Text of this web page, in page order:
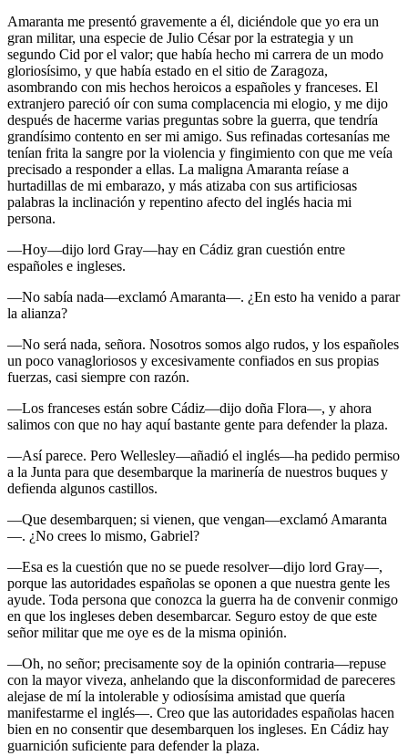
Amaranta me presentó gravemente a él, diciéndole que yo era un
gran militar, una especie de Julio César por la estrategia y un
segundo Cid por el valor; que había hecho mi carrera de un modo
gloriosísimo, y que había estado en el sitio de Zaragoza,
asombrando con mis hechos heroicos a españoles y franceses. El
extranjero pareció oír con suma complacencia mi elogio, y me dijo
después de hacerme varias preguntas sobre la guerra, que tendría
grandísimo contento en ser mi amigo. Sus refinadas cortesanías me
tenían frita la sangre por la violencia y fingimiento con que me veía
precisado a responder a ellas. La maligna Amaranta reíase a
hurtadillas de mi embarazo, y más atizaba con sus artificiosas
palabras la inclinación y repentino afecto del inglés hacia mi
persona.
—Hoy—dijo lord Gray—hay en Cádiz gran cuestión entre
españoles e ingleses.
—No sabía nada—exclamó Amaranta—. ¿En esto ha venido a parar
la alianza?
—No será nada, señora. Nosotros somos algo rudos, y los españoles
un poco vanagloriosos y excesivamente confiados en sus propias
fuerzas, casi siempre con razón.
—Los franceses están sobre Cádiz—dijo doña Flora—, y ahora
salimos con que no hay aquí bastante gente para defender la plaza.
—Así parece. Pero Wellesley—añadió el inglés—ha pedido permiso
a la Junta para que desembarque la marinería de nuestros buques y
defienda algunos castillos.
—Que desembarquen; si vienen, que vengan—exclamó Amaranta
—. ¿No crees lo mismo, Gabriel?
—Esa es la cuestión que no se puede resolver—dijo lord Gray—,
porque las autoridades españolas se oponen a que nuestra gente les
ayude. Toda persona que conozca la guerra ha de convenir conmigo
en que los ingleses deben desembarcar. Seguro estoy de que este
señor militar que me oye es de la misma opinión.
—Oh, no señor; precisamente soy de la opinión contraria—repuse
con la mayor viveza, anhelando que la disconformidad de pareceres
alejase de mí la intolerable y odiosísima amistad que quería
manifestarme el inglés—. Creo que las autoridades españolas hacen
bien en no consentir que desembarquen los ingleses. En Cádiz hay
guarnición suficiente para defender la plaza.